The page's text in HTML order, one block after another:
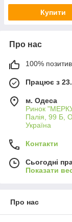
Купити
Про нас
100%
Працює з
м. Одеса
Ринок
Палія, 99 Б,
Україна
Контакти
Сьогодні
Показати
Про нас